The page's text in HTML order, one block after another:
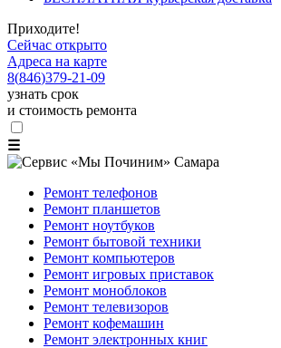
Приходите!
Сейчас открыто
Адреса на карте
8(846)379-21-09
узнать срок
и стоимость ремонта
☰
Ремонт телефонов
Ремонт планшетов
Ремонт ноутбуков
Ремонт бытовой техники
Ремонт компьютеров
Ремонт игровых приставок
Ремонт моноблоков
Ремонт телевизоров
Ремонт кофемашин
Ремонт электронных книг